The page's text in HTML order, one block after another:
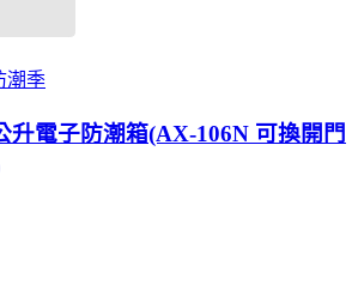
潮季
升電子防潮箱(AX-106N 可換開門